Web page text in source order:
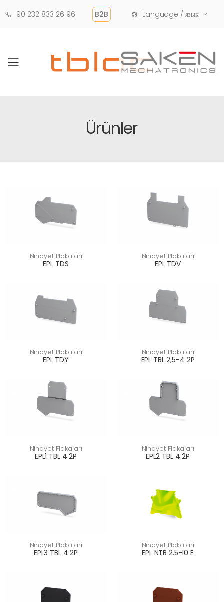
+90 232 833 26 96 B2B Language / язык
Toggle mobile menu
Ürünler
Nihayet Plakaları
EPL TDS
Nihayet Plakaları
EPL TDV
Nihayet Plakaları
EPL TDY
Nihayet Plakaları
EPL TBL 2,5-4 2P
Nihayet Plakaları
EPL1 TBL 4 2P
Nihayet Plakaları
EPL2 TBL 4 2P
Nihayet Plakaları
EPL3 TBL 4 2P
Nihayet Plakaları
EPL NTB 2.5-10 E